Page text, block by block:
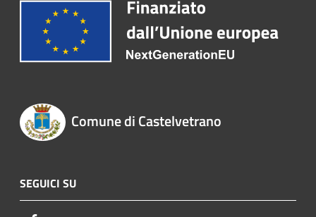
Comune di Castelvetrano
SEGUICI SU